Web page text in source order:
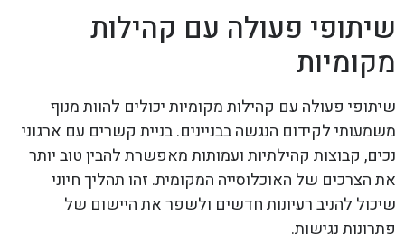
שיתופי פעולה עם קהילות
מקומיות
שיתופי פעולה עם קהילות מקומיות יכולים להוות מנוף
משמעותי לקידום הנגשה בבניינים. בניית קשרים עם ארגוני
נכים, קבוצות קהילתיות ועמותות מאפשרת להבין טוב יותר
את הצרכים של האוכלוסייה המקומית. זהו תהליך חיוני
שיכול להניב רעיונות חדשים ולשפר את היישום של
פתרונות נגישות.